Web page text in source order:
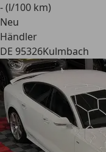
- (l/100 km)
Neu
Händler
DE 95326Kulmbach